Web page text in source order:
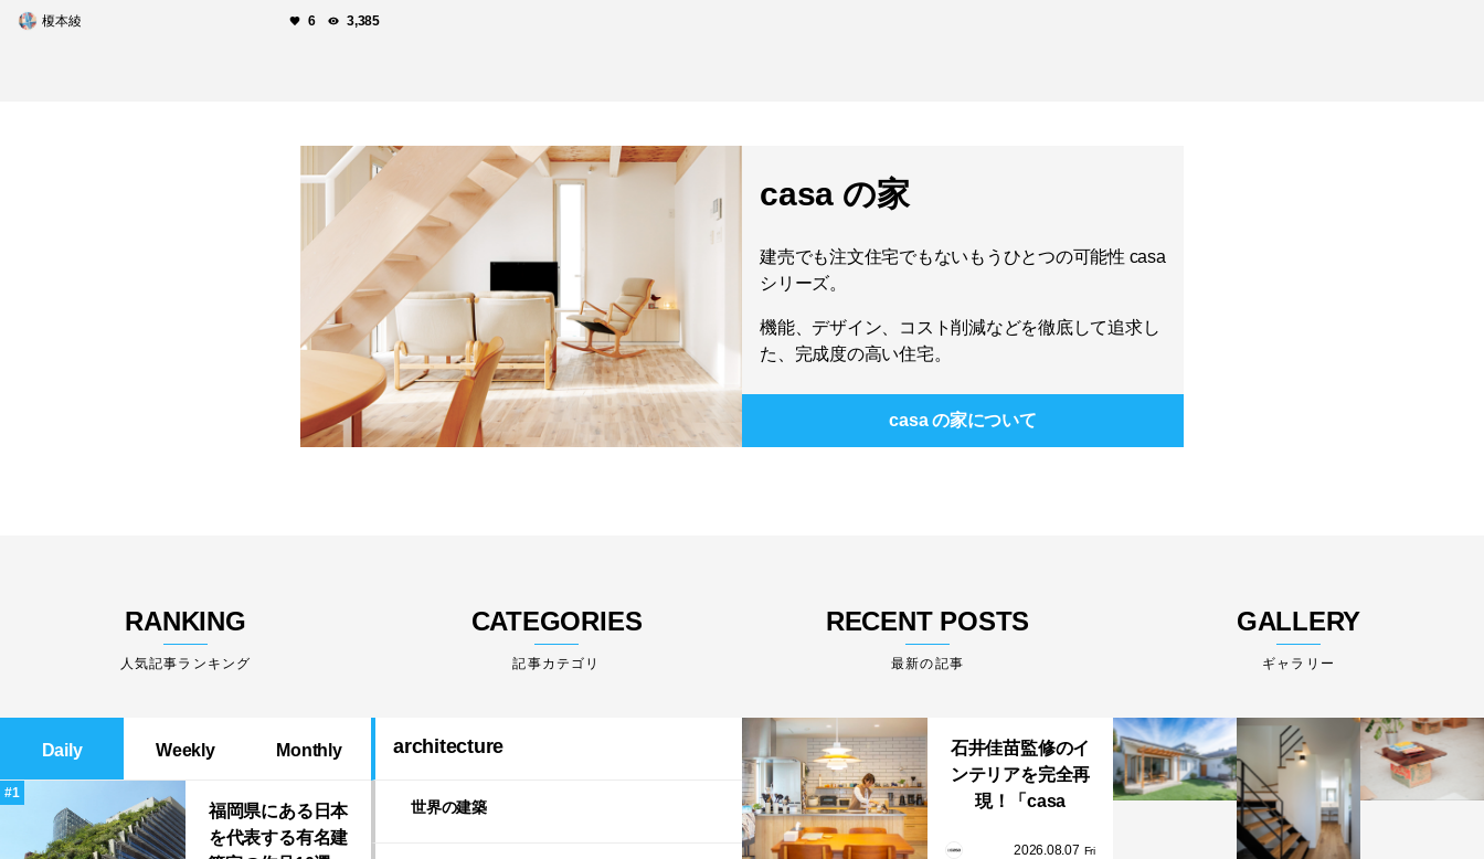
榎本綾 6 3,385
casa の家
建売でも注文住宅でもないもうひとつの可能性 casa
シリーズ。
機能、デザイン、コスト削減などを徹底して追求し
た、完成度の高い住宅。
casa の家について
RANKING
人気記事ランキング
Daily Weekly Monthly
福岡県にある日本
を代表する有名建
CATEGORIES
architecture
世界の建築
RECENT POSTS
最新の記事
石井佳苗監修のイ
ンテリアを完全再
現！「casa
リンネル）」で叶
2026.08.07 Fri
GALLERY
ギャラリー